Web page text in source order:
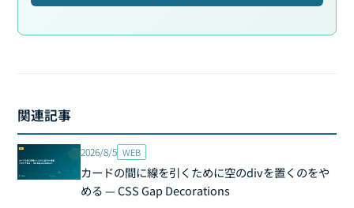
関連記事
2026/8/5 WEB
カードの間に線を引くために空のdivを置くのをや
める — CSS Gap Decorations